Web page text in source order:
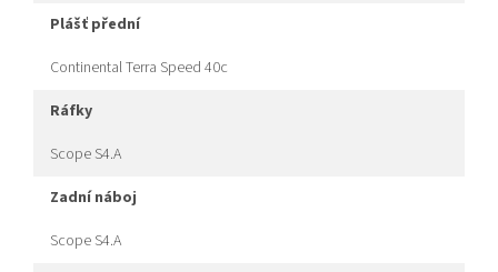
plášť přední
Continental Terra Speed 40c
ráfky
Scope S4.A
zadní náboj
Scope S4.A